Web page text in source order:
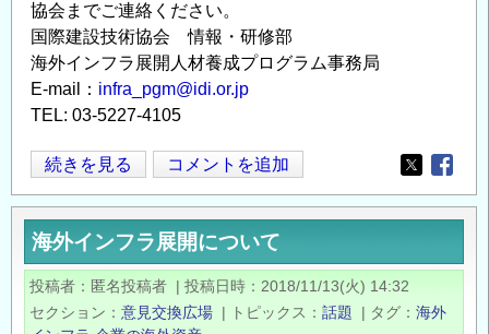
協会までご連絡ください。
国際建設技術協会 情報・研修部
海外インフラ展開人材養成プログラム事務局
E-mail： infra_pgm@idi.or.jp
TEL: 03-5227-4105
【募
集】
令
和
３
度
続きを見る コメントを追加
Opens in
海外インフラ展開について
投稿者 匿名投稿者 | 投稿日時
2018/11/13(火) 14:32
セクション
意見交換広場 | トピックス 話題 | タグ
海外